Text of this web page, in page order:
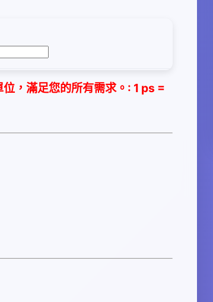
，滿足您的所有需求。: 1 ps =